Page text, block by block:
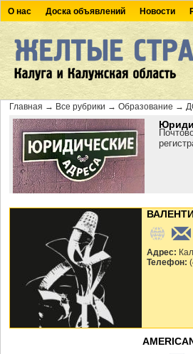
О нас Доска объявлений Новости
Главная → Все рубрики → Образование →
Адрес:
Телефон: